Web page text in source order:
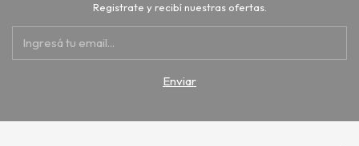
Registrate y recibí nuestras ofertas.